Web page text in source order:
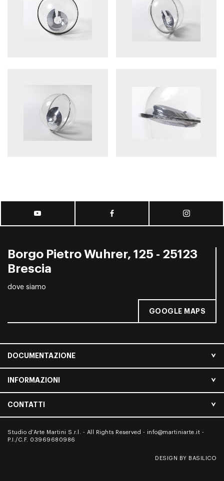
Borgo Pietro Wuhrer, 125 - 25123
Brescia
dove siamo
GOOGLE MAPS
DOCUMENTAZIONE
INFORMAZIONI
CONTATTI
Studio d’Arte Martini S.r.l. - All Rights Reserved - info@martiniarte.it -
P.I./C.F. 03969680986
DESIGN BY BASILICO